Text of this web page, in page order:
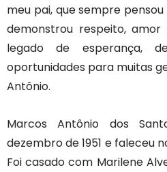
meu pai, que sempre
demonstrou respeito, amor
legado de esperança,
oportunidades para muitas
Antônio.
Marcos Antônio dos
dezembro de 1951 e faleceu
Foi casado com Marilene